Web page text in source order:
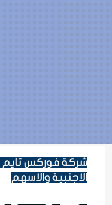
الاجنبية والاسهم